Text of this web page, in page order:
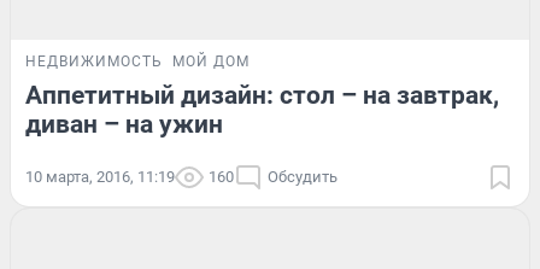
НЕДВИЖИМОСТЬ МОЙ ДОМ
Аппетитный дизайн: стол – на завтрак,
диван – на ужин
10 марта, 2016, 11:19 160 Обсудить